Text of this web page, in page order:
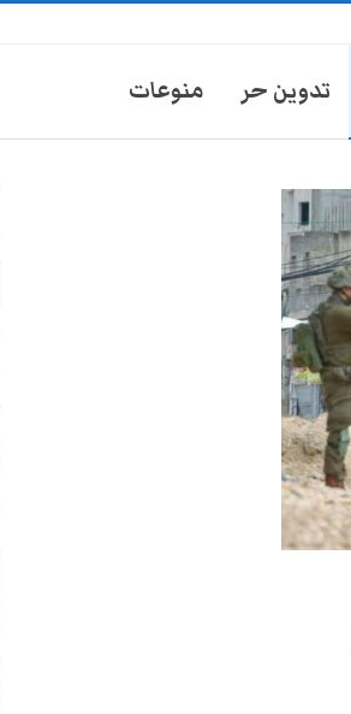
تدوين حر منوعات
انتشار أمني في تعز يثير مخاوف
الأهالي من حملات تضييق جديدة
28-يوليو- 2026
موكب محافظ تعز يدهس طفلاً
ويتركه في العناية المركزة
28-يوليو- 2026